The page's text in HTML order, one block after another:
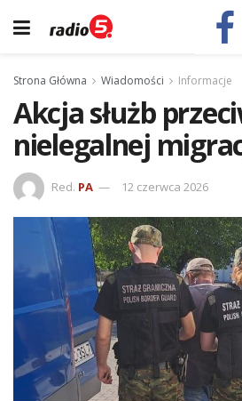
Strona Główna Wiadomości Informacje
Akcja służb
nielegalnej
Red. PA 12 czerwca 2026